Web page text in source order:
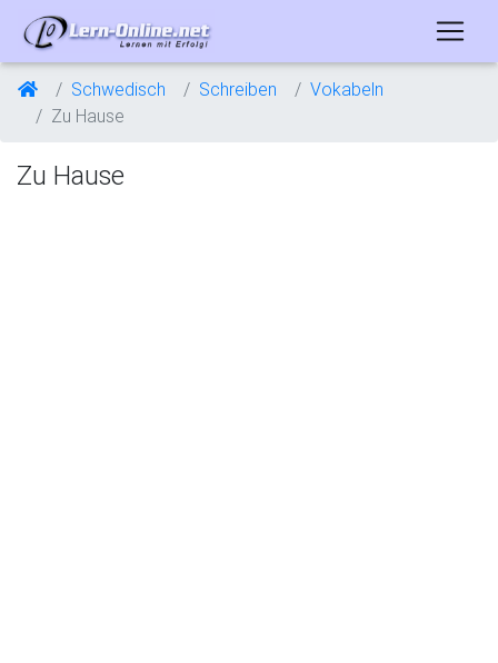
Schwedisch Schreiben
Vokabeln
Zu Hause
Zu Hause